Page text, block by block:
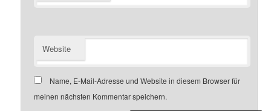
Website
Name, E-Mail-Adresse und Website in diesem Browser für
meinen nächsten Kommentar speichern.